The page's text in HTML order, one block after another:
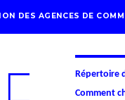
DES AGENCES DE
Répertoire
Comment